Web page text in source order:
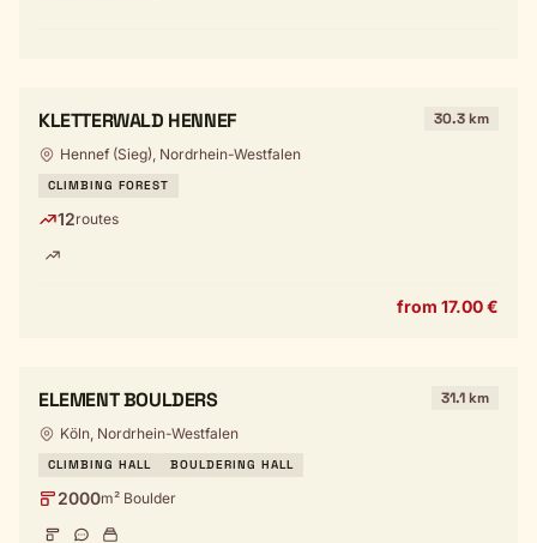
KLETTERWALD HENNEF 30.3 km
Hennef (Sieg), Nordrhein-Westfalen
CLIMBING FOREST
12routes
from 17.00 €
ELEMENT BOULDERS 31.1 km
Köln, Nordrhein-Westfalen
CLIMBING HALL BOULDERING HALL
2000m² Boulder